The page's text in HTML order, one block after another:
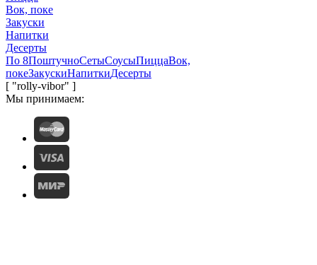
Вок, поке
Закуски
Напитки
Десерты
По 8ПоштучноСетыСоусыПиццаВок,
покеЗакускиНапиткиДесерты
[ "rolly-vibor" ]
Мы принимаем: